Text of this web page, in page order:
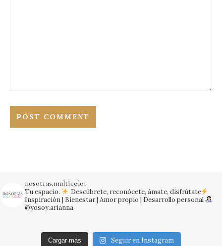
nosotras.multicolor
Tu espacio.
Descúbrete, reconócete, ámate, disfrútate
Inspiración | Bienestar | Amor propio | Desarrollo personal
@yosoy.arianna
Cargar más Seguir en Instagram